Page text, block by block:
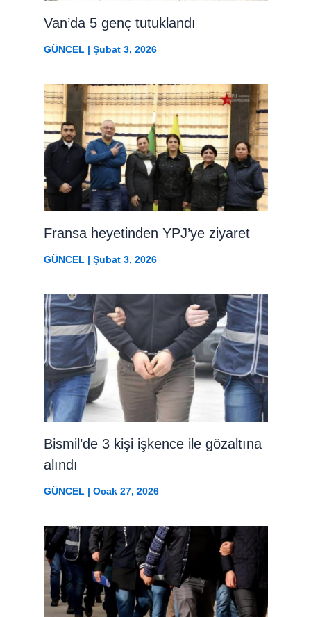
Van’da 5 genç tutuklandı
GÜNCEL | Şubat 3, 2026
Fransa heyetinden YPJ’ye ziyaret
GÜNCEL | Şubat 3, 2026
Bismil’de 3 kişi işkence ile gözaltına
alındı
GÜNCEL | Ocak 27, 2026